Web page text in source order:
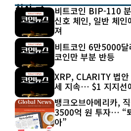
최신 글
비트코인 BIP-110
신호 체인, 일반 체인
져
비트코인 6만5000
코인만 부분 반등
XRP, CLARITY 법
세 지속… $1 지지선
뱅크오브아메리카,
3500억 원 투자… “
아”